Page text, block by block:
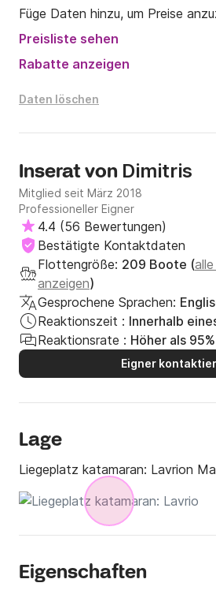
Füge Daten hinzu, um Preise
Preisliste sehen
Rabatte anzeigen
Daten löschen
Inserat von Dimitris
Mitglied seit März 2018
Professioneller Eigner
4.4 (56 Bewertungen)
Bestätigte Kontaktdaten
Flottengröße: 209 Boote (
anzeigen)
Gesprochene Sprachen:
Reaktionszeit : Innerhalb
Reaktionsrate : Höher als 95%
Eigner
Lage
Liegeplatz katamaran: Lavrion
Eigenschaften